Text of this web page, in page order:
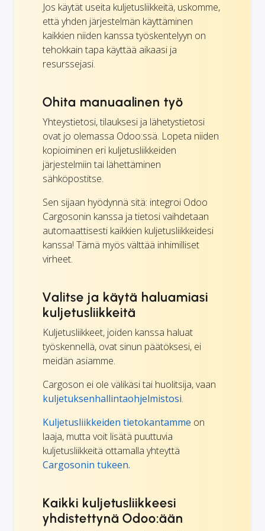
Jos käytät useita kuljetusliikkeitä, uskomme,
että yhden järjestelmän käyttäminen
kaikkien niiden kanssa työskentelyyn on
tehokkain tapa käyttää aikaasi ja
resurssejasi.
Ohita manuaalinen työ
Yhteystietosi, tilauksesi ja lähetystietosi
ovat jo olemassa Odoo:ssä. Lopeta niiden
kopioiminen eri kuljetusliikkeiden
järjestelmiin tai lähettäminen
sähköpostitse.
Sen sijaan hyödynnä sitä: integroi Odoo
Cargosonin kanssa ja tietosi vaihdetaan
automaattisesti kaikkien kuljetusliikkeidesi
kanssa! Tämä myös välttää inhimilliset
virheet.
Valitse ja käytä haluamiasi
kuljetusliikkeitä
Kuljetusliikkeet, joiden kanssa haluat
työskennellä, ovat sinun päätöksesi, ei
meidän asiamme.
Cargoson ei ole välikäsi tai huolitsija, vaan
kuljetuksenhallintaohjelmistosi.
Kuljetusliikkeiden tietokantamme on
laaja, mutta voit lisätä puuttuvia
kuljetusliikkeitä ottamalla yhteyttä
Cargosonin tukeen.
Kaikki kuljetusliikkeesi
yhdistettynä Odoo:ään